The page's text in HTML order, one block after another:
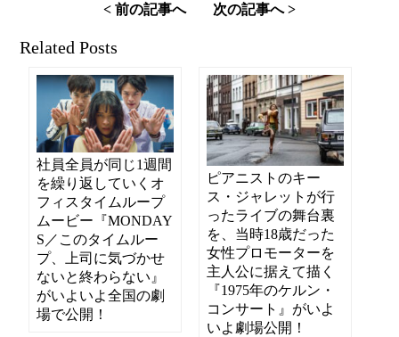
< 前の記事へ 次の記事へ >
Related Posts
社員全員が同じ1週間
を繰り返していくオ
フィスタイムループ
ムービー『MONDAY
S／このタイムルー
プ、上司に気づかせ
ないと終わらない』
がいよいよ全国の劇
場で公開！
ピアニストのキー
ス・ジャレットが行
ったライブの舞台裏
を、当時18歳だった
女性プロモーターを
主人公に据えて描く
『1975年のケルン・
コンサート』がいよ
いよ劇場公開！